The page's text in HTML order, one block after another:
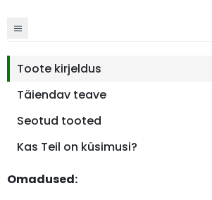
Toote kirjeldus
Täiendav teave
Seotud tooted
Kas Teil on küsimusi?
Omadused: